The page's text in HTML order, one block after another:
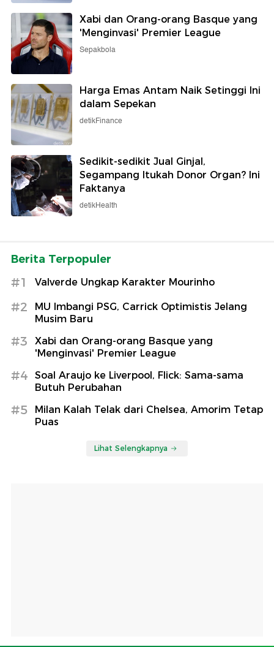
Xabi dan Orang-orang Basque yang
'Menginvasi' Premier League
Sepakbola
Harga Emas Antam Naik Setinggi Ini
dalam Sepekan
detikFinance
Sedikit-sedikit Jual Ginjal,
Segampang Itukah Donor Organ? Ini
Faktanya
detikHealth
Berita Terpopuler
#1 Valverde Ungkap Karakter Mourinho
#2
MU Imbangi PSG, Carrick Optimistis Jelang
Musim Baru
#3
Xabi dan Orang-orang Basque yang
'Menginvasi' Premier League
#4
Soal Araujo ke Liverpool, Flick: Sama-sama
Butuh Perubahan
#5
Milan Kalah Telak dari Chelsea, Amorim Tetap
Puas
Lihat Selengkapnya